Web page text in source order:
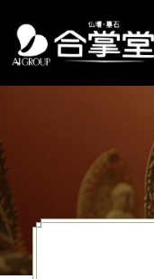
テ
ン
ス
キ
ッ
プ